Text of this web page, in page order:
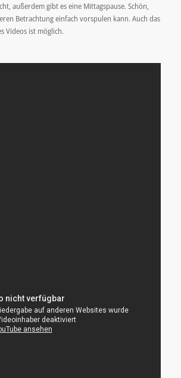
außerdem gibt es eine Mittagspause. Schön,
Betrachtung einfach vorspulen kann. Auch das
Videos ist möglich.